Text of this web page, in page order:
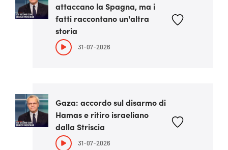
attaccano la Spagna, ma i
fatti raccontano un'altra
storia
31-07-2026
Gaza: accordo sul disarmo di
Hamas e ritiro israeliano
dalla Striscia
31-07-2026